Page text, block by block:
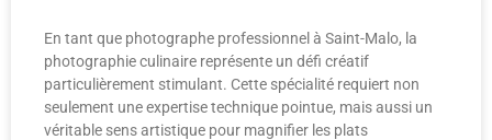
En tant que photographe professionnel à Saint-Malo, la
photographie culinaire représente un défi créatif
particulièrement stimulant. Cette spécialité requiert non
seulement une expertise technique pointue, mais aussi un
véritable sens artistique pour magnifier les plats